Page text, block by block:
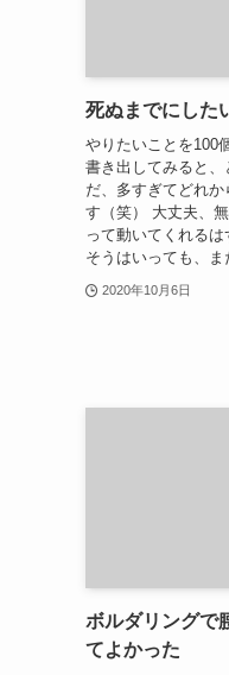
死ぬまでにした
やりたいことを100
書き出してみると
だ、多すぎてどれ
す（笑） 大丈夫、
って動いてくれるは
そうはいっても、ま
2020年10月6日
ボルダリングで
てよかった